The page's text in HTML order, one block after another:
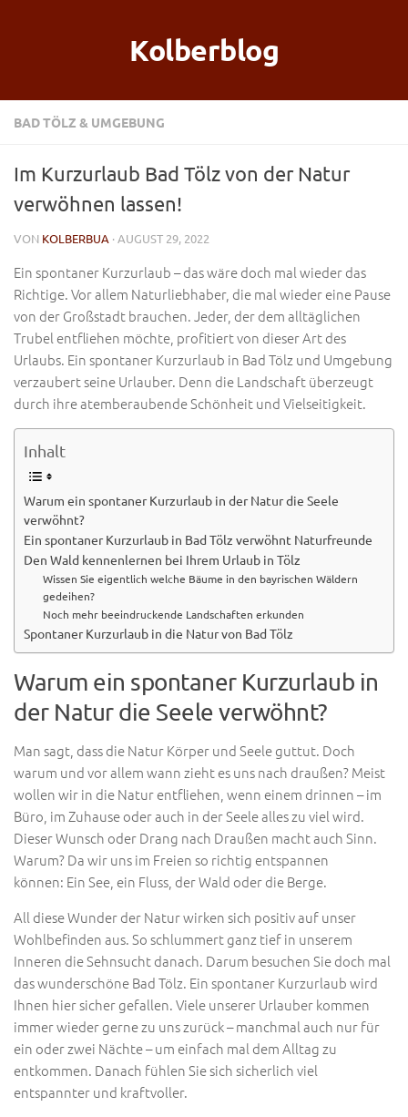
Kolberblog
BAD TÖLZ & UMGEBUNG
Im Kurzurlaub Bad Tölz von der Natur
verwöhnen lassen!
VON KOLBERBUA · AUGUST 29, 2022
Ein spontaner Kurzurlaub – das wäre doch mal wieder das
Richtige. Vor allem Naturliebhaber, die mal wieder eine Pause
von der Großstadt brauchen. Jeder, der dem alltäglichen
Trubel entfliehen möchte, profitiert von dieser Art des
Urlaubs. Ein spontaner Kurzurlaub in Bad Tölz und Umgebung
verzaubert seine Urlauber. Denn die Landschaft überzeugt
durch ihre atemberaubende Schönheit und Vielseitigkeit.
Inhalt
Warum ein spontaner Kurzurlaub in der Natur die Seele
verwöhnt?
Ein spontaner Kurzurlaub in Bad Tölz verwöhnt Naturfreunde
Den Wald kennenlernen bei Ihrem Urlaub in Tölz
Wissen Sie eigentlich welche Bäume in den bayrischen Wäldern
gedeihen?
Noch mehr beeindruckende Landschaften erkunden
Spontaner Kurzurlaub in die Natur von Bad Tölz
Warum ein spontaner Kurzurlaub in
der Natur die Seele verwöhnt?
Man sagt, dass die Natur Körper und Seele guttut. Doch
warum und vor allem wann zieht es uns nach draußen? Meist
wollen wir in die Natur entfliehen, wenn einem drinnen – im
Büro, im Zuhause oder auch in der Seele alles zu viel wird.
Dieser Wunsch oder Drang nach Draußen macht auch Sinn.
Warum? Da wir uns im Freien so richtig entspannen
können: Ein See, ein Fluss, der Wald oder die Berge.
All diese Wunder der Natur wirken sich positiv auf unser
Wohlbefinden aus. So schlummert ganz tief in unserem
Inneren die Sehnsucht danach. Darum besuchen Sie doch mal
das wunderschöne Bad Tölz. Ein spontaner Kurzurlaub wird
Ihnen hier sicher gefallen. Viele unserer Urlauber kommen
immer wieder gerne zu uns zurück – manchmal auch nur für
ein oder zwei Nächte – um einfach mal dem Alltag zu
entkommen. Danach fühlen Sie sich sicherlich viel
entspannter und kraftvoller.